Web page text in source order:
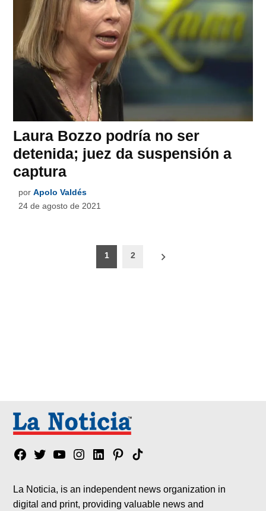
Laura Bozzo podría no ser
detenida; juez da suspensión a
captura
por Apolo Valdés
24 de agosto de 2021
1 2
Facebook
TwitterYouTubeInstagram
LinkedinPinterest
Tik
La Noticia, is an independent news organization in
digital and print, providing valuable news and